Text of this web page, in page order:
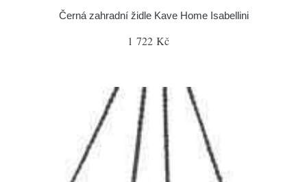
Černá zahradní židle Kave Home Isabellini
1 722 Kč